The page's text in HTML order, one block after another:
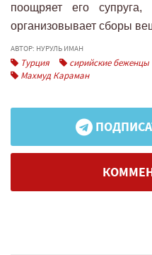
поощряет его
организовывает сборы
АВТОР: НУРУЛЬ ИМАН
Турция сирийские беженцы
Махмуд Караман